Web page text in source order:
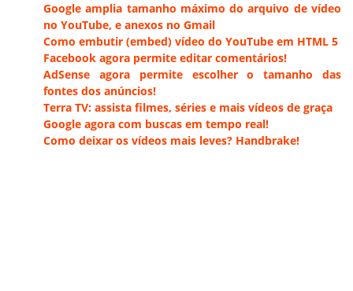
Google amplia tamanho máximo do arquivo de vídeo
no YouTube, e anexos no Gmail
Como embutir (embed) vídeo do YouTube em HTML 5
Facebook agora permite editar comentários!
AdSense agora permite escolher o tamanho das
fontes dos anúncios!
Terra TV: assista filmes, séries e mais vídeos de graça
Google agora com buscas em tempo real!
Como deixar os vídeos mais leves? Handbrake!